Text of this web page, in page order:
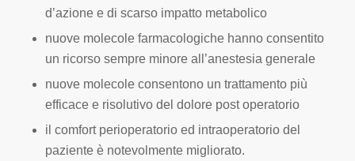
d’azione e di scarso impatto metabolico
nuove molecole farmacologiche hanno consentito
un ricorso sempre minore all’anestesia generale
nuove molecole consentono un trattamento più
efficace e risolutivo del dolore post operatorio
il comfort perioperatorio ed intraoperatorio del
paziente è notevolmente migliorato.